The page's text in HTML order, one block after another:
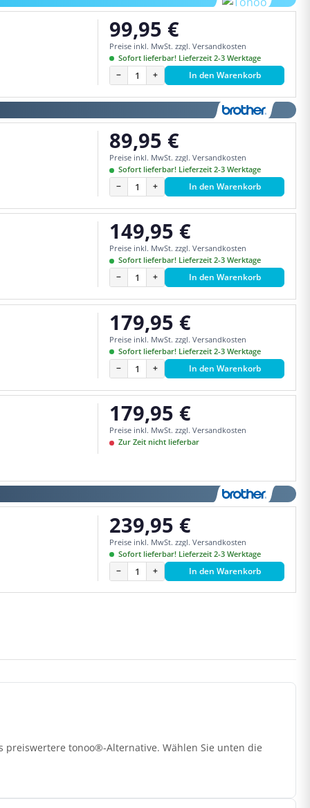
Regulärer Preis:
99,95 €
Preise inkl. MwSt. zzgl. Versandkosten
Sofort lieferbar! Lieferzeit 2-3 Werktage
− + In den Warenkorb
Regulärer Preis:
89,95 €
Preise inkl. MwSt. zzgl. Versandkosten
Sofort lieferbar! Lieferzeit 2-3 Werktage
− + In den Warenkorb
Regulärer Preis:
149,95 €
Preise inkl. MwSt. zzgl. Versandkosten
Sofort lieferbar! Lieferzeit 2-3 Werktage
− + In den Warenkorb
Regulärer Preis:
179,95 €
Preise inkl. MwSt. zzgl. Versandkosten
Sofort lieferbar! Lieferzeit 2-3 Werktage
− + In den Warenkorb
Regulärer Preis:
179,95 €
Preise inkl. MwSt. zzgl. Versandkosten
Zur Zeit nicht lieferbar
Regulärer Preis:
239,95 €
Preise inkl. MwSt. zzgl. Versandkosten
Sofort lieferbar! Lieferzeit 2-3 Werktage
− + In den Warenkorb
preiswertere tonoo®-Alternative. Wählen Sie unten die